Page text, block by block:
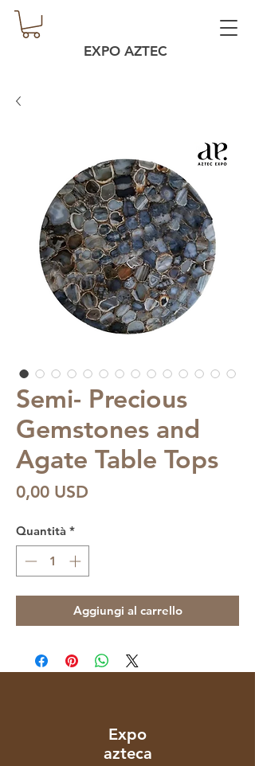
EXPO AZTEC
Semi- Precious
Gemstones and
Agate Table Tops
0,00 USD
Quantità *
Aggiungi al carrello
Expo
azteca